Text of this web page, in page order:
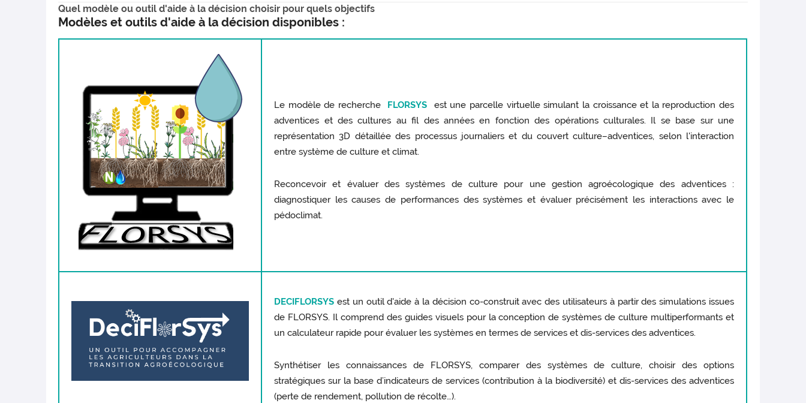
Quel modèle ou outil d'aide à la décision choisir pour quels objectifs
Modèles et outils d'aide à la décision disponibles :
Le modèle de recherche FLORSYS est une parcelle virtuelle simulant la croissance et la reproduction des
adventices et des cultures au fil des années en fonction des opérations culturales. Il se base sur une
représentation 3D détaillée des processus journaliers et du couvert culture–adventices, selon l'interaction
entre système de culture et climat.
Reconcevoir et évaluer des systèmes de culture pour une gestion agroécologique des adventices :
diagnostiquer les causes de performances des systèmes et évaluer précisément les interactions avec le
pédoclimat.
DECIFLORSYS est un outil d'aide à la décision co-construit avec des utilisateurs à partir des simulations issues
de FLORSYS. Il comprend des guides visuels pour la conception de systèmes de culture multiperformants et
un calculateur rapide pour évaluer les systèmes en termes de services et dis-services des adventices.
Synthétiser les connaissances de FLORSYS, comparer des systèmes de culture, choisir des options
stratégiques sur la base d’indicateurs de services (contribution à la biodiversité) et dis-services des adventices
(perte de rendement, pollution de récolte…).